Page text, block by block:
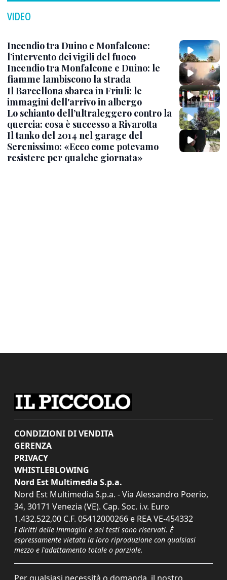
VIDEO
Incendio tra Duino e Monfalcone:
l’intervento dei vigili del fuoco
Incendio tra Monfalcone e Duino: le
fiamme lambiscono la strada
Il Barcellona sbarca in Friuli: le
immagini dell'arrivo in albergo
Lo schianto dell’ultraleggero contro la
quercia: cosa è successo a Rivarotta
Il tanko del 2014 nel garage del
Serenissimo: «Ecco come potevamo
resistere per qualche giornata»
CONDIZIONI DI VENDITA
GERENZA
PRIVACY
WHISTLEBLOWING
Nord Est Multimedia S.p.a.
Nord Est Multimedia S.p.a. - Via Alessandro Poerio,
34, 30171 Venezia (VE). Cap. Soc. i.v. Euro
1.432.522,00 C.F. 05412000266 e REA VE-454332
I diritti delle immagini e dei testi sono riservati. È
espressamente vietata la loro riproduzione con qualsiasi
mezzo e l'adattamento totale o parziale.